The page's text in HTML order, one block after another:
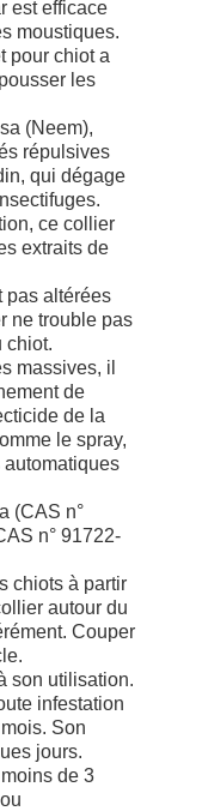
est efficace
moustiques.
pour chiot a
les
(Neem),
répulsives
qui dégage
ce collier
extraits de
pas altérées
ne trouble pas
chiot.
massives, il
de
de la
le spray,
automatiques
(CAS n°
n° 91722-
chiots à partir
autour du
Couper
son utilisation.
infestation
Son
jours.
de 3